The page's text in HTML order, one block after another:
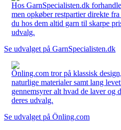
Hos GarnSpecialisten.dk
men opkøber restpartier direkte
du hos dem altid garn til skarpe
udvalg.
Se udvalget på GarnSpecialisten.dk
Önling.com tror på klassisk
naturlige materialer samt lang
gennemsyrer alt hvad de laver og
deres udvalg.
Se udvalget på Önling.com